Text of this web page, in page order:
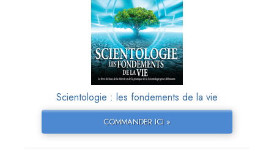
Scientologie : les fondements de la vie
COMMANDER ICI »